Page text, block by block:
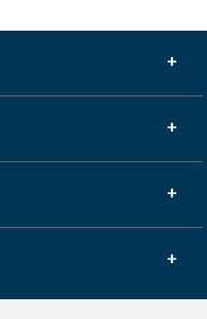
+
+
+
+